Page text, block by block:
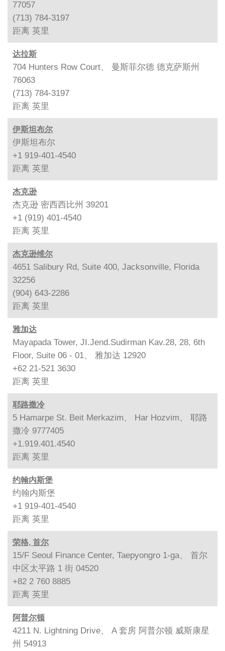
77057
(713) 784-3197
距离 英里
达拉斯
704 Hunters Row Court、 曼斯菲尔德 德克萨斯州
76063
(713) 784-3197
距离 英里
伊斯坦布尔
伊斯坦布尔
+1 919-401-4540
距离 英里
杰克逊
杰克逊 密西西比州 39201
+1 (919) 401-4540
距离 英里
杰克逊维尔
4651 Salibury Rd, Suite 400, Jacksonville, Florida
32256
(904) 643-2286
距离 英里
雅加达
Mayapada Tower, JI.Jend.Sudirman Kav.28, 28, 6th
Floor, Suite 06 - 01、 雅加达 12920
+62 21-521 3630
距离 英里
耶路撒冷
5 Hamarpe St. Beit Merkazim、 Har Hozvim、 耶路
撒冷 9777405
+1.919.401.4540
距离 英里
约翰内斯堡
约翰内斯堡
+1 919-401-4540
距离 英里
荣格, 首尔
15/F Seoul Finance Center, Taepyongro 1-ga、 首尔
中区太平路 1 街 04520
+82 2 760 8885
距离 英里
阿普尔顿
4211 N. Lightning Drive、 A 套房 阿普尔顿 威斯康星
州 54913